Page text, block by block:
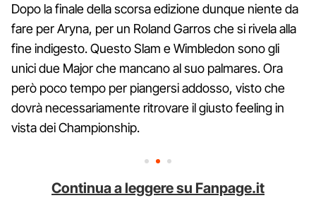
Dopo la finale della scorsa edizione dunque niente da
fare per Aryna, per un Roland Garros che si rivela alla
fine indigesto. Questo Slam e Wimbledon sono gli
unici due Major che mancano al suo palmares. Ora
però poco tempo per piangersi addosso, visto che
dovrà necessariamente ritrovare il giusto feeling in
vista dei Championship.
Continua a leggere su Fanpage.it